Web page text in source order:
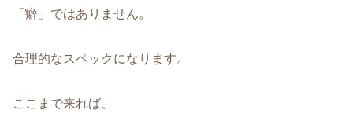
「癖」ではありません。
合理的なスペックになります。
ここまで来れば、